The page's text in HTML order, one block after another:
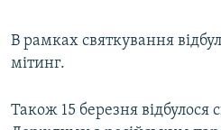
В рамках святкування
мітинг.
Також 15 березня відбулося